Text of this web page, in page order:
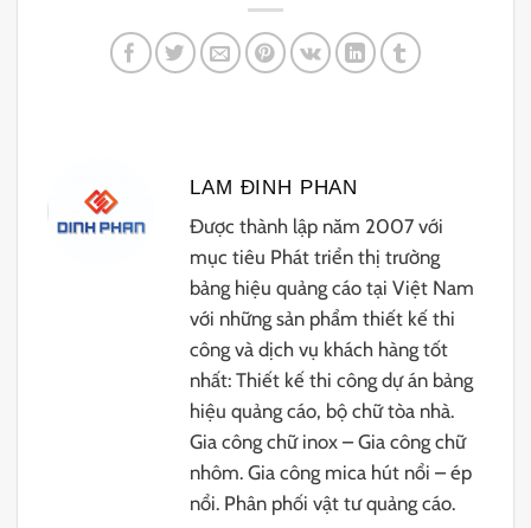
LAM ĐINH PHAN
Được thành lập năm 2007 với
mục tiêu Phát triển thị trường
bảng hiệu quảng cáo tại Việt Nam
với những sản phẩm thiết kế thi
công và dịch vụ khách hàng tốt
nhất: Thiết kế thi công dự án bảng
hiệu quảng cáo, bộ chữ tòa nhà.
Gia công chữ inox – Gia công chữ
nhôm. Gia công mica hút nổi – ép
nổi. Phân phối vật tư quảng cáo.